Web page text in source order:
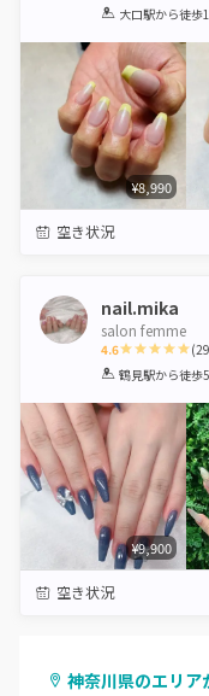
1 2 3 4 5
大口駅から徒歩
¥8,990
空き状況
nail.mika
salon femme
4.6
1 2 3 4 5
(
鶴見駅から徒歩
¥9,900
空き状況
神奈川県のエリア